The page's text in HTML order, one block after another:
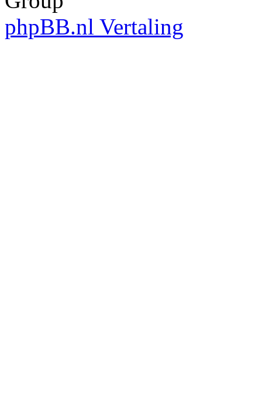
phpBB.nl Vertaling